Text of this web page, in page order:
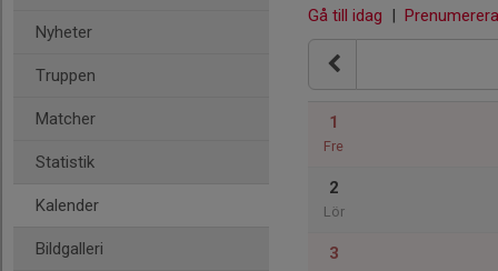
Nyheter
Truppen
Matcher
Statistik
Kalender
Bildgalleri
Gå till idag | Prenumerera
1
Fre
2
Lör
3